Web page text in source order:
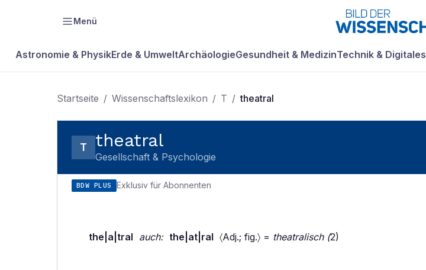
Menü
Astronomie & PhysikErde & UmweltArchäologieGesundheit & MedizinTechnik & Digitales
Startseite / Wissenschaftslexikon / T / theatral
T theatral
Gesellschaft & Psychologie
BDW PLUS Exklusiv für Abonnenten
the|a|tral auch: the|at|ral 〈Adj.; fig.〉 = theatralisch (2)